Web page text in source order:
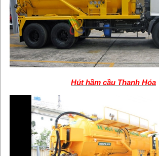
Hút hầm cầu Thanh Hóa